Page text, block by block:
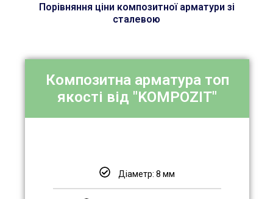
Порівняння ціни композитної арматури зі
сталевою
Композитна арматура топ
якості від "KOMPOZIT"
Діаметр: 8 мм